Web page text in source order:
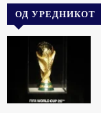
ОД УРЕДНИКОТ